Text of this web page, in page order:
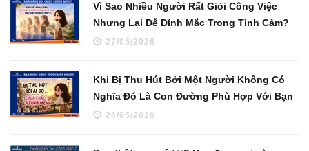
Vì Sao Nhiều Người Rất Giỏi Công Việc
Nhưng Lại Dễ Dính Mắc Trong Tình Cảm?
27/05/2026
Khi Bị Thu Hút Bởi Một Người Không Có
Nghĩa Đó Là Con Đường Phù Hợp Với Bạn
26/05/2026